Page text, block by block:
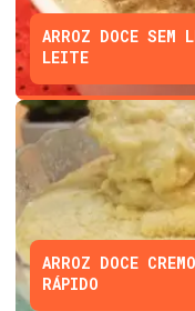
ARROZ DOCE SEM
LEITE
ARROZ DOCE
RÁPIDO